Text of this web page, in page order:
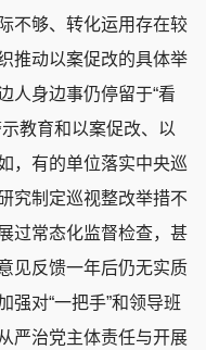
不够、转化运用存在较
推动以案促改的具体举
人身边事仍停留于“看
教育和以案促改、以
，有的单位落实中央巡
究制定巡视整改举措不
过常态化监督检查，甚
见反馈一年后仍无实质
强对“一把手”和领导班
严治党主体责任与开展